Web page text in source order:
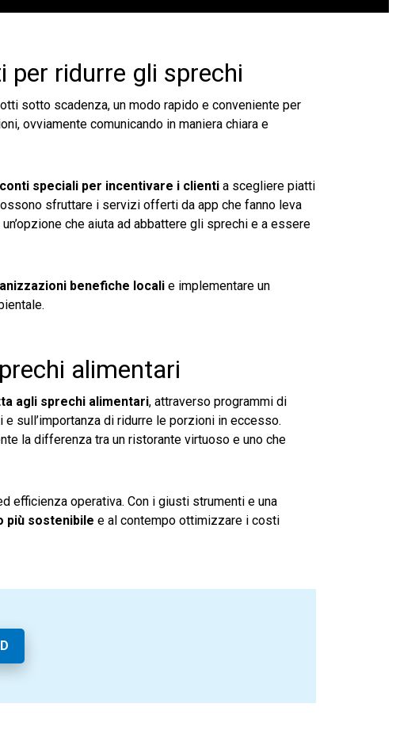
per ridurre gli sprechi
sotto scadenza, un modo rapido e conveniente per
ovviamente comunicando in maniera chiara e
speciali per incentivare i clienti a scegliere piatti
sfruttare i servizi offerti da app che fanno leva
un’opzione che aiuta ad abbattere gli sprechi e a essere
benefiche locali e implementare un
alimentari
agli sprechi alimentari, attraverso programmi di
sull’importanza di ridurre le porzioni in eccesso.
la differenza tra un ristorante virtuoso e uno che
efficienza operativa. Con i giusti strumenti e una
più sostenibile e al contempo ottimizzare i costi